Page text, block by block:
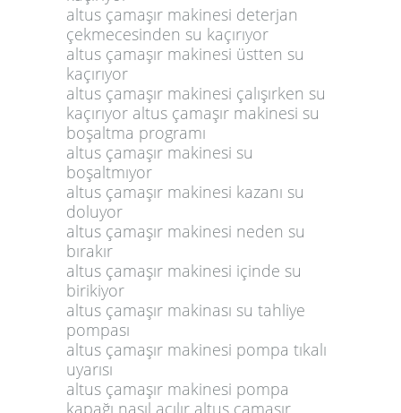
altus çamaşır makinesi deterjan
çekmecesinden su kaçırıyor
altus çamaşır makinesi üstten su
kaçırıyor
altus çamaşır makinesi çalışırken su
kaçırıyor altus çamaşır makinesi su
boşaltma programı
altus çamaşır makinesi su
boşaltmıyor
altus çamaşır makinesi kazanı su
doluyor
altus çamaşır makinesi neden su
bırakır
altus çamaşır makinesi içinde su
birikiyor
altus çamaşır makinası su tahliye
pompası
altus çamaşır makinesi pompa tıkalı
uyarısı
altus çamaşır makinesi pompa
kapağı nasıl açılır altus çamaşır